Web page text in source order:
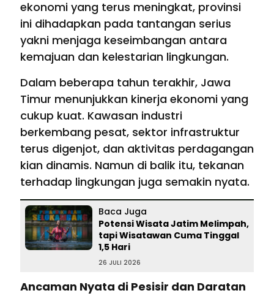
ekonomi yang terus meningkat, provinsi
ini dihadapkan pada tantangan serius
yakni menjaga keseimbangan antara
kemajuan dan kelestarian lingkungan.
Dalam beberapa tahun terakhir, Jawa
Timur menunjukkan kinerja ekonomi yang
cukup kuat. Kawasan industri
berkembang pesat, sektor infrastruktur
terus digenjot, dan aktivitas perdagangan
kian dinamis. Namun di balik itu, tekanan
terhadap lingkungan juga semakin nyata.
Baca Juga
Potensi Wisata Jatim Melimpah,
tapi Wisatawan Cuma Tinggal
1,5 Hari
26 JULI 2026
Ancaman Nyata di Pesisir dan Daratan